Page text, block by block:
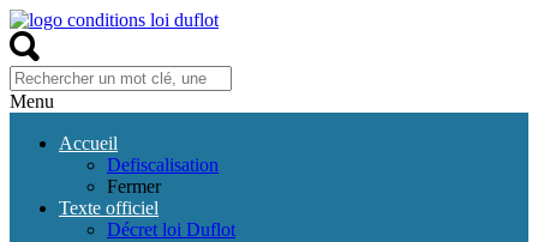
Menu
Accueil
Defiscalisation
Fermer
Texte officiel
Décret loi Duflot